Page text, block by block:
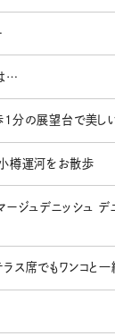
…
1分の展望台で美し
樽運河をお散歩
ージュデニッシュ デ
ス席でもワンコと